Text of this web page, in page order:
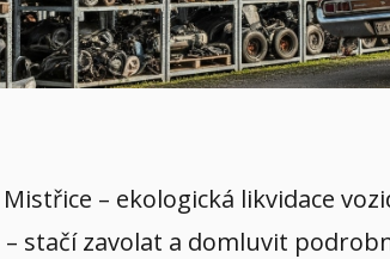
– ekologická likvidace
stačí zavolat a domluvit